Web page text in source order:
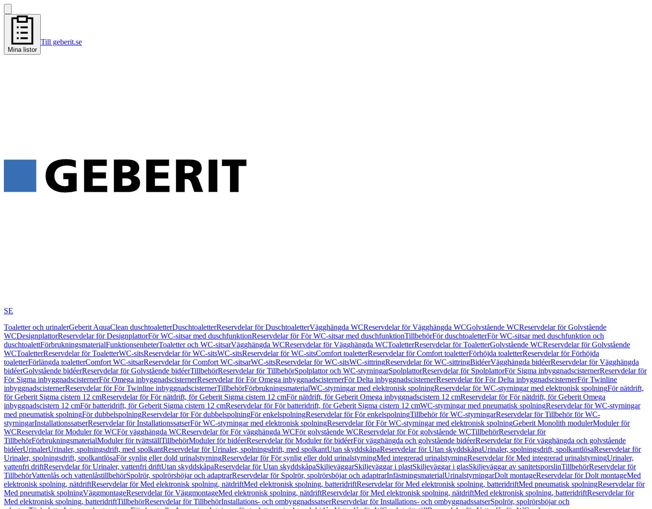
Mina listor
Till geberit.se
SE
Toaletter och urinalerGeberit AquaClean duschtoaletterDuschtoaletterReservdelar för DuschtoaletterVägghängda WCReservdelar för Vägghängda WCGolvstående WCReservdelar för Golvstående
WCDesignplattorReservdelar för DesignplattorFör WC-sitsar med duschfunktionReservdelar för För WC-sitsar med duschfunktionTillbehörFör duschtoaletterFör WC-sitsar med duschfunktion och
duschtoalettFörbrukningsmaterialFunktionsenheterToaletter och WC-sitsarVägghängda WCReservdelar för Vägghängda WCToaletterReservdelar för ToaletterGolvstående WCReservdelar för Golvstående
WCToaletterReservdelar för ToaletterWC-sitsReservdelar för WC-sitsWC-sitsReservdelar för WC-sitsComfort toaletterReservdelar för Comfort toaletterFörhöjda toaletterReservdelar för Förhöjda
toaletterFörlängda toaletterComfort WC-sitsarReservdelar för Comfort WC-sitsarWC-sitsReservdelar för WC-sitsWC-sittringReservdelar för WC-sittringBidéerVägghängda bidéerReservdelar för Vägghängda
bidéerGolvstående bidéerReservdelar för Golvstående bidéerTillbehörReservdelar för TillbehörSpolplattor och WC-styrningarSpolplattorReservdelar för SpolplattorFör Sigma inbyggnadscisternerReservdelar för
För Sigma inbyggnadscisternerFör Omega inbyggnadscisternerReservdelar för För Omega inbyggnadscisternerFör Delta inbyggnadscisternerReservdelar för För Delta inbyggnadscisternerFör Twinline
inbyggnadscisternerReservdelar för För Twinline inbyggnadscisternerTillbehörFörbrukningsmaterialWC-styrningar med elektronisk spolningReservdelar för WC-styrningar med elektronisk spolningFör nätdrift,
för Geberit Sigma cistern 12 cmReservdelar för För nätdrift, för Geberit Sigma cistern 12 cmFör nätdrift, för Geberit Omega inbyggnadscistern 12 cmReservdelar för För nätdrift, för Geberit Omega
inbyggnadscistern 12 cmFör batteridrift, för Geberit Sigma cistern 12 cmReservdelar för För batteridrift, för Geberit Sigma cistern 12 cmWC-styrningar med pneumatisk spolningReservdelar för WC-styrningar
med pneumatisk spolningFör dubbelspolningReservdelar för För dubbelspolningFör enkelspolningReservdelar för För enkelspolningTillbehör för WC-styrningarReservdelar för Tillbehör för WC-
styrningarInstallationssatserReservdelar för InstallationssatserFör WC-styrningar med elektronisk spolningReservdelar för För WC-styrningar med elektronisk spolningGeberit Monolith modulerModuler för
WCReservdelar för Moduler för WCFör vägghängda WCReservdelar för För vägghängda WCFör golvstående WCReservdelar för För golvstående WCTillbehörReservdelar för
TillbehörFörbrukningsmaterialModuler för tvättställTillbehörModuler för bidéerReservdelar för Moduler för bidéerFör vägghängda och golvstående bidéerReservdelar för För vägghängda och golvstående
bidéerUrinalerUrinaler, spolningsdrift, med spolkantReservdelar för Urinaler, spolningsdrift, med spolkantUtan skyddskåpaReservdelar för Utan skyddskåpaUrinaler, spolningsdrift, spolkantlösaReservdelar för
Urinaler, spolningsdrift, spolkantlösaFör synlig eller dold urinalstyrningReservdelar för För synlig eller dold urinalstyrningMed integrerad urinalstyrningReservdelar för Med integrerad urinalstyrningUrinaler,
vattenfri driftReservdelar för Urinaler, vattenfri driftUtan skyddskåpaReservdelar för Utan skyddskåpaSkiljeväggarSkiljeväggar i plastSkiljeväggar i glasSkiljeväggar av sanitetsporslinTillbehörReservdelar för
TillbehörVattenlås och vattenlåstillbehörSpolrör, spolrörsböjar och adaptrarReservdelar för Spolrör, spolrörsböjar och adaptrarInfästningsmaterialUrinalstyrningarDolt montageReservdelar för Dolt montageMed
elektronisk spolning, nätdriftReservdelar för Med elektronisk spolning, nätdriftMed elektronisk spolning, batteridriftReservdelar för Med elektronisk spolning, batteridriftMed pneumatisk spolningReservdelar för
Med pneumatisk spolningVäggmontageReservdelar för VäggmontageMed elektronisk spolning, nätdriftReservdelar för Med elektronisk spolning, nätdriftMed elektronisk spolning, batteridriftReservdelar för
Med elektronisk spolning, batteridriftTillbehörReservdelar för TillbehörInstallations- och ombyggnadssatserReservdelar för Installations- och ombyggnadssatserSpolrör, spolrörsböjar och